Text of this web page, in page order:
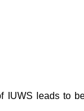
leads to